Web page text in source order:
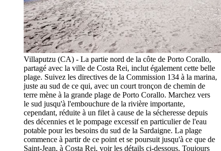
Villaputzu (CA) - La partie nord de la côte de Porto Corallo,
partagé avec la ville de Costa Rei, inclut également cette belle
plage. Suivez les directives de la Commission 134 à la marina,
juste au sud de ce qui, avec un court tronçon de chemin de
terre mène à la grande plage de Porto Corallo. Marchez vers
le sud jusqu'à l'embouchure de la rivière importante,
cependant, réduite à un filet à cause de la sécheresse depuis
des décennies et le pompage excessif en particulier de l'eau
potable pour les besoins du sud de la Sardaigne. La plage
commence à partir de ce point et se poursuit jusqu'à ce que de
Saint-Jean, à Costa Rei, voir les détails ci-dessous. Toujours